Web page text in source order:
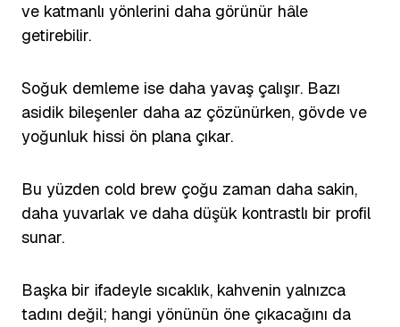
ve katmanlı yönlerini daha görünür hâle
getirebilir.
Soğuk demleme ise daha yavaş çalışır. Bazı
asidik bileşenler daha az çözünürken, gövde ve
yoğunluk hissi ön plana çıkar.
Bu yüzden cold brew çoğu zaman daha sakin,
daha yuvarlak ve daha düşük kontrastlı bir profil
sunar.
Başka bir ifadeyle sıcaklık, kahvenin yalnızca
tadını değil; hangi yönünün öne çıkacağını da